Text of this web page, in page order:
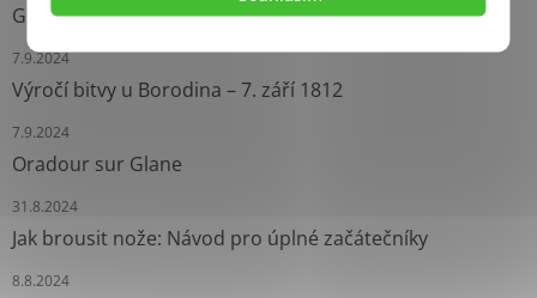
Grease Gun: Ikonický Samopal Druhé světové války
7.9.2024
Výročí bitvy u Borodina – 7. září 1812
7.9.2024
Oradour sur Glane
31.8.2024
Jak brousit nože: Návod pro úplné začátečníky
8.8.2024